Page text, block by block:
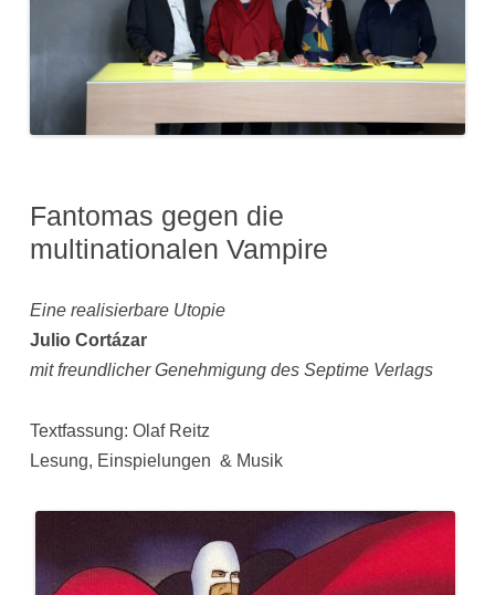
Fantomas gegen die
multinationalen Vampire
Eine realisierbare Utopie
Julio Cortázar
mit freundlicher Genehmigung des Septime Verlags
Textfassung: Olaf Reitz
Lesung, Einspielungen & Musik